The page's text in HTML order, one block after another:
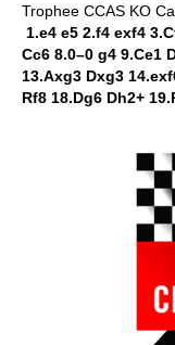
Trophee CCAS KO
1.e4 e5 2.f4 exf4
Cc6 8.0–0 g4 9.Ce1
13.Axg3 Dxg3
Rf8 18.Dg6 Dh2+